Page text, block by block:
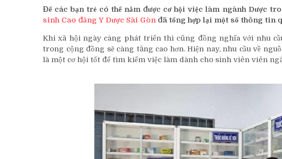
Để các bạn trẻ có thể nắm được cơ hội việc làm ngành Dược
sinh Cao đẳng Y Dược Sài Gònđã tổng hợp lại một số thông tin
Khi xã hội ngày càng phát triển thì cũng đồng nghĩa với nhu
trong cộng đồng sẽ càng tăng cao hơn. Hiện nay, nhu cầu về
là một cơ hội tốt để tìm kiếm việc làm dành cho sinh viên viên